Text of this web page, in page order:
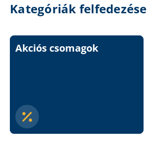
Kategóriák felfedezése
Akciós csomagok